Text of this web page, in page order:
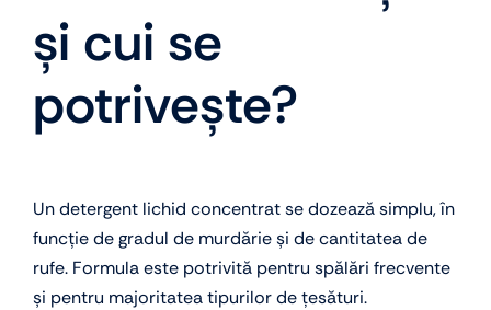
și cui se
potrivește?
Un detergent lichid concentrat se dozează simplu, în
funcție de gradul de murdărie și de cantitatea de
rufe. Formula este potrivită pentru spălări frecvente
și pentru majoritatea tipurilor de țesături.